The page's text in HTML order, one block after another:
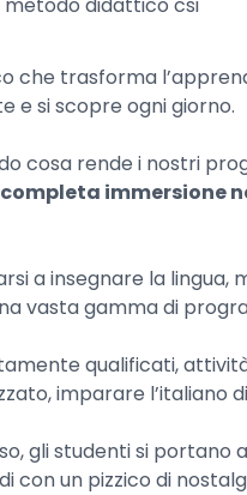
ESC to close
che trasforma
e si scopre ogni giorno.
cosa rende i nostri
completa immersione
a insegnare la
vasta gamma di
qualificati,
imparare l’italiano
gli studenti si portano
con un pizzico di